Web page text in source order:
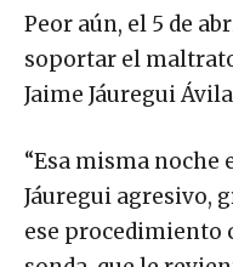
Peor aún, el 5 de
soportar el
Jaime Jáuregui
“Esa misma noche
Jáuregui agresivo,
ese procedimiento